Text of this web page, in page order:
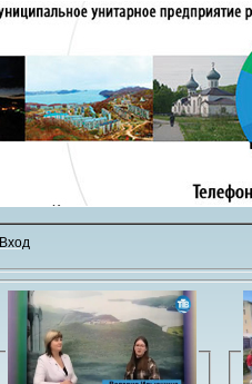
Вход